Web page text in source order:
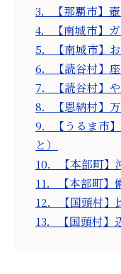
3．【那覇市】
4．【南城市】
5．【南城市】
6．【読谷村】
7．【読谷村】
8．【恩納村】
9．【うるま市
と）
10．【本部町】
11．【本部町】
12．【国頭村】
13．【国頭村】